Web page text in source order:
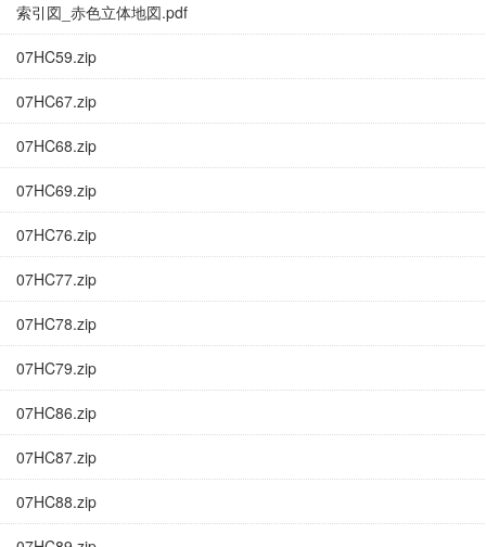
索引図_赤色立体地図.pdf
07HC59.zip
07HC67.zip
07HC68.zip
07HC69.zip
07HC76.zip
07HC77.zip
07HC78.zip
07HC79.zip
07HC86.zip
07HC87.zip
07HC88.zip